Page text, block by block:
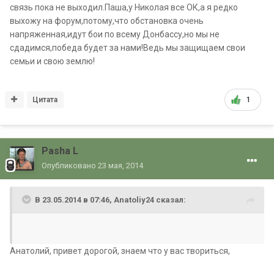
связь пока не выходил.Паша,у Николая все ОК,а я редко
выхожу на форум,потому,что обстановка очень
напряженная,идут бои по всему Донбассу,но мы не
сдадимся,победа будет за нами!Ведь мы защищаем свои
семьи и свою землю!
1
Цитата
Pasha L
Опубликовано 23 мая, 2014
В 23.05.2014 в 07:46, Anatoliy24 сказал:
Анатолий, привет дорогой, знаем что у вас твориться,